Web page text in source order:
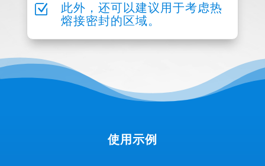
Z
此外，还可以建议用于考虑热
熔接密封的区域。
使用示例